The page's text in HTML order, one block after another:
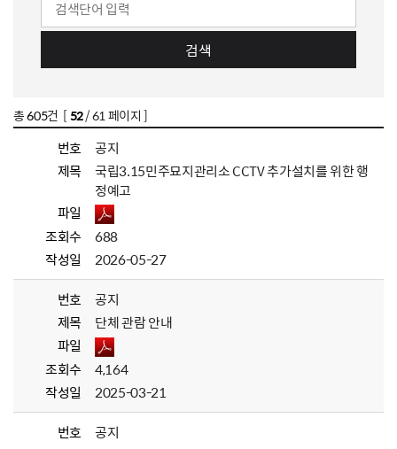
검색
총605건 [52/ 61 페이지 ]
번호
공지
제목
국립3.15민주묘지관리소 CCTV 추가설치를 위한 행
정예고
파일
조회수
688
작성일
2026-05-27
번호
공지
제목
단체 관람 안내
파일
조회수
4,164
작성일
2025-03-21
번호
공지